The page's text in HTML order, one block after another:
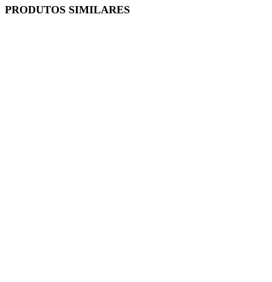
PRODUTOS SIMILARES